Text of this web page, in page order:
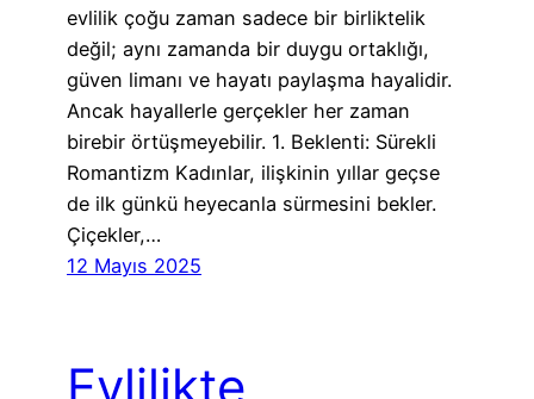
evlilik çoğu zaman sadece bir birliktelik
değil; aynı zamanda bir duygu ortaklığı,
güven limanı ve hayatı paylaşma hayalidir.
Ancak hayallerle gerçekler her zaman
birebir örtüşmeyebilir. 1. Beklenti: Sürekli
Romantizm Kadınlar, ilişkinin yıllar geçse
de ilk günkü heyecanla sürmesini bekler.
Çiçekler,…
12 Mayıs 2025
Evlilikte